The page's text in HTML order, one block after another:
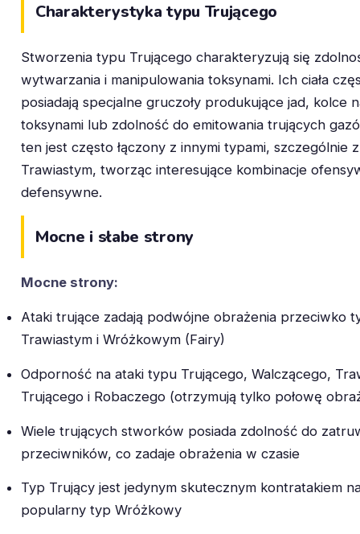
Charakterystyka typu Trującego
Stworzenia typu Trującego charakteryzują się
wytwarzania i manipulowania toksynami. Ich ciała
posiadają specjalne gruczoły produkujące jad, kolce
toksynami lub zdolność do emitowania trujących
ten jest często łączony z innymi typami, szczególnie z
Trawiastym, tworząc interesujące kombinacje
defensywne.
Mocne i słabe strony
Mocne strony:
Ataki trujące zadają podwójne obrażenia przeciwko
Trawiastym i Wróżkowym (Fairy)
Odporność na ataki typu Trującego, Walczącego,
Trującego i Robaczego (otrzymują tylko połowę
Wiele trujących stworków posiada zdolność do
przeciwników, co zadaje obrażenia w czasie
Typ Trujący jest jedynym skutecznym kontratakiem
popularny typ Wróżkowy